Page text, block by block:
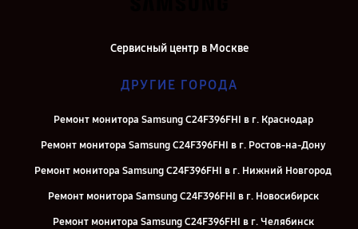
Сервисный центр в Москве
ДРУГИЕ ГОРОДА
Ремонт монитора Samsung C24F396FHI в г. Краснодар
Ремонт монитора Samsung C24F396FHI в г. Ростов-на-Дону
Ремонт монитора Samsung C24F396FHI в г. Нижний Новгород
Ремонт монитора Samsung C24F396FHI в г. Новосибирск
Ремонт монитора Samsung C24F396FHI в г. Челябинск